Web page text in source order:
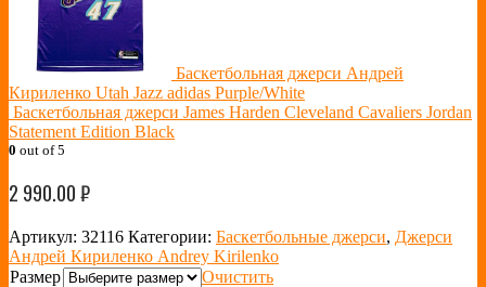
Баскетбольная джерси Андрей
Кириленко Utah Jazz adidas Purple/White
Баскетбольная джерси James Harden Cleveland Cavaliers Jordan
Statement Edition Black
0 out of 5
2 990.00₽
Артикул: 32116 Категории: Баскетбольные джерси, Джерси
Андрей Кириленко Andrey Kirilenko
Размер
Очистить